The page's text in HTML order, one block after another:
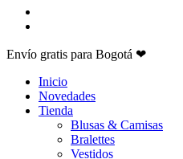
Close
Envío gratis para Bogotá ❤
Inicio
Novedades
Tienda
Blusas & Camisas
Bralettes
Vestidos